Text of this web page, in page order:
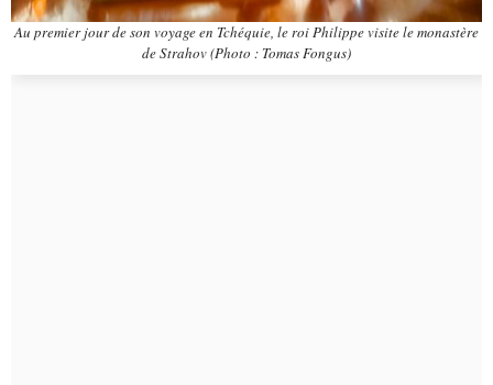
Au premier jour de son voyage en Tchéquie, le roi Philippe visite le monastère
de Strahov (Photo : Tomas Fongus)